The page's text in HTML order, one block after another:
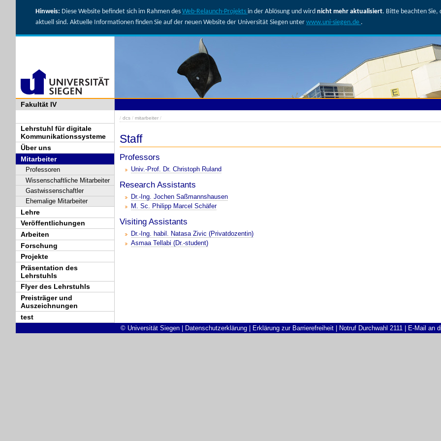
Hinweis: Diese Website befindet sich im Rahmen des Web-Relaunch-Projekts in der Ablösung und wird nicht mehr aktualisiert. Bitte beachten
aktuell sind. Aktuelle Informationen finden Sie auf der neuen Website der Universität Siegen unter www.uni-siegen.de .
Fakultät IV
Lehrstuhl für digitale
Kommunikationssysteme
Über uns
Mitarbeiter
Professoren
Wissenschaftliche Mitarbeiter
Gastwissenschaftler
Ehemalige Mitarbeiter
Lehre
Veröffentlichungen
Arbeiten
Forschung
Projekte
Präsentation des
Lehrstuhls
Flyer des Lehrstuhls
Preisträger und
Auszeichnungen
test
/ dcs / mitarbeiter /
Staff
Professors
Univ.-Prof. Dr. Christoph Ruland
Research Assistants
Dr.-Ing. Jochen Saßmannshausen
M. Sc. Philipp Marcel Schäfer
Visiting Assistants
Dr.-Ing. habil. Natasa Zivic (Privatdozentin)
Asmaa Tellabi (Dr.-student)
© Universität Siegen| Datenschutzerklärung| Erklärung zur Barrierefreiheit| Notruf Durchwahl 2111 | E-Mail an